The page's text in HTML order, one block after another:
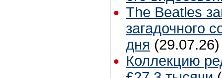
The Beatles
загадочного
дня (29.07.26)
Коллекцию